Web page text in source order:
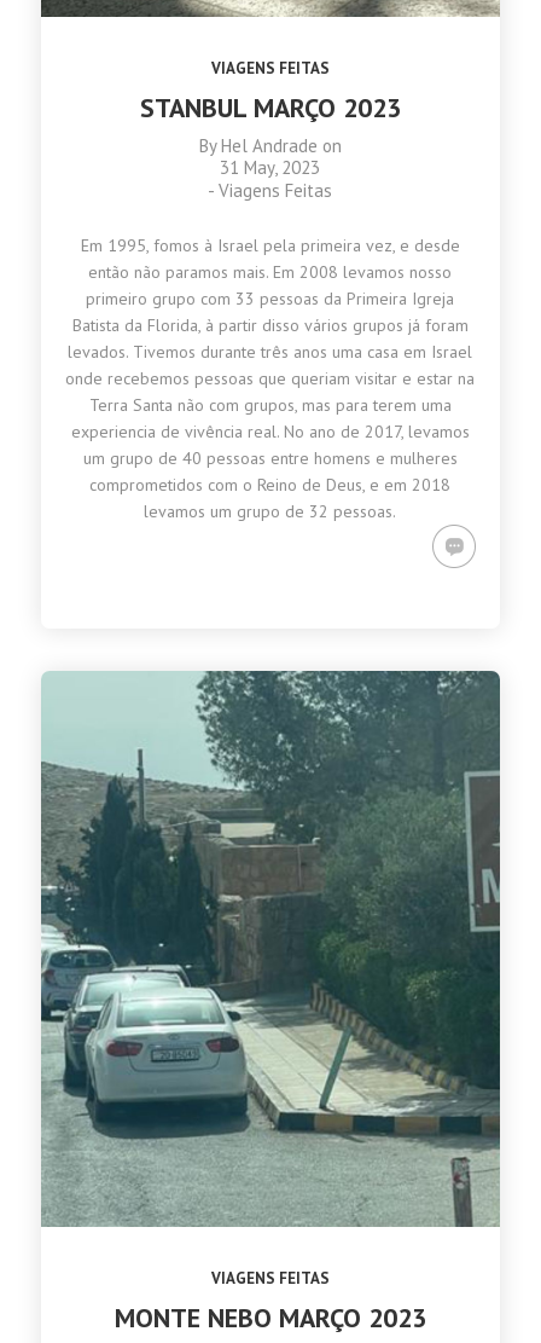
VIAGENS FEITAS
STANBUL MARÇO 2023
ByHel Andrade on
31 May, 2023
-Viagens Feitas
Em 1995, fomos à Israel pela primeira vez, e desde
então não paramos mais. Em 2008 levamos nosso
primeiro grupo com 33 pessoas da Primeira Igreja
Batista da Florida, à partir disso vários grupos já foram
levados. Tivemos durante três anos uma casa em Israel
onde recebemos pessoas que queriam visitar e estar na
Terra Santa não com grupos, mas para terem uma
experiencia de vivência real. No ano de 2017, levamos
um grupo de 40 pessoas entre homens e mulheres
comprometidos com o Reino de Deus, e em 2018
levamos um grupo de 32 pessoas.
VIAGENS FEITAS
MONTE NEBO MARÇO 2023